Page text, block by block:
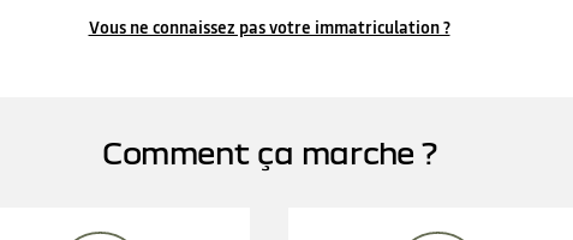
Vous ne connaissez pas votre immatriculation ?
Comment ça marche ?